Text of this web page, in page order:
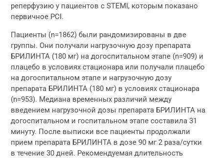
реперфузию у пациентов с STEMI, которым показано
первичное PCI.
Пациенты (n=1862) были рандомизированы в две
группы. Они получали нагрузочную дозу препарата
БРИЛИНТА (180 мг) на догоспитальном этапе (n=909) и
плацебо в условиях стационара или получали плацебо
на догоспитальном этапе и нагрузочную дозу
препарата БРИЛИНТА (180 мг) в условиях стационара
(n=953). Медиана временных различий между
введением нагрузочной дозы препарата БРИЛИНТА на
догоспитальном и госпитальном этапе составила 31
минуту. После выписки все пациенты продолжали
прием препарата БРИЛИНТА в дозе 90 мг 2 раза/сутки
в течение 30 дней. Рекомендуемая длительность